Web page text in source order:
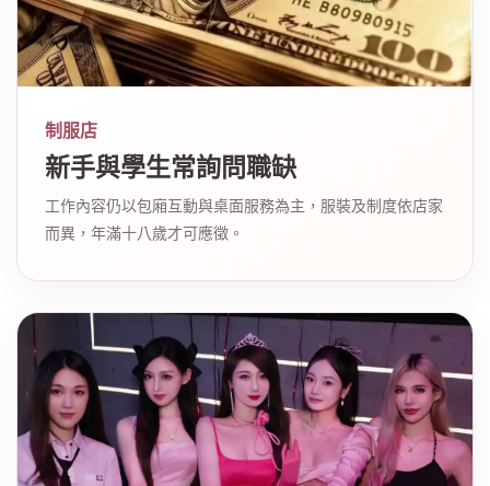
制服店
新手與學生常詢問職缺
工作內容仍以包廂互動與桌面服務為主，服裝及制度依店家
而異，年滿十八歲才可應徵。